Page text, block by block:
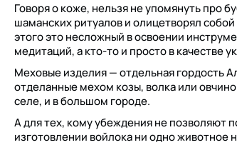
Говоря о коже, нельзя не упомянуть про
шаманских ритуалов и олицетворял
этого это несложный в освоении
медитаций, а кто-то и просто в качестве
Меховые изделия — отдельная гордость
отделанные мехом козы, волка или
селе, и в большом городе.
А для тех, кому убеждения не позволяют
изготовлении войлока ни одно животное